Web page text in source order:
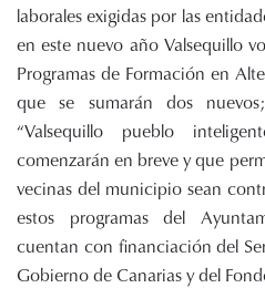
laborales exigidas por las
en este nuevo año Valsequillo
Programas de Formación en
que se sumarán dos
“Valsequillo pueblo
comenzarán en breve y que
vecinas del municipio sean
estos programas del
cuentan con financiación del
Gobierno de Canarias y del